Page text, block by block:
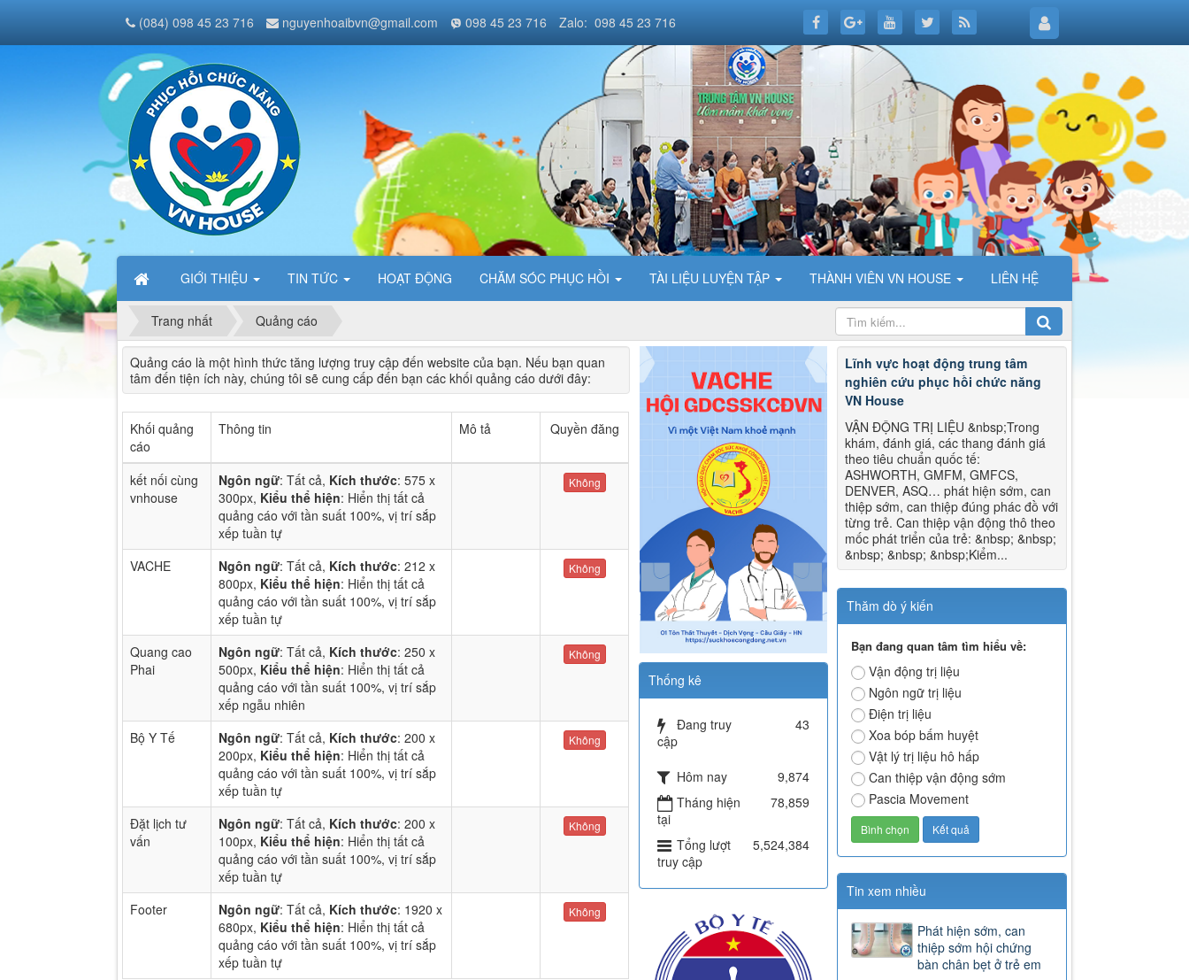
GIỚI THIỆU TIN TỨC HOẠT ĐỘNG CHĂM SÓC PHỤC HỒI TÀI LIỆU LUYỆN TẬP THÀNH VIÊN VN HOUSE LIÊN HỆ
(084) 098 45 23 716 nguyenhoaibvn@gmail.com 098 45 23 716 Zalo: 098 45 23 716
Trang nhất Quảng cáo
Quảng cáo là một hình thức tăng lượng truy cập đến website của bạn. Nếu bạn quan
tâm đến tiện ích này, chúng tôi sẽ cung cấp đến bạn các khối quảng cáo dưới đây:
Khối quảng
cáo
Thông tin Mô tả Quyền đăng
kết nối cùng
vnhouse
Ngôn ngữ: Tất cả, Kích thước: 575 x
300px, Kiểu thể hiện: Hiển thị tất cả
quảng cáo với tần suất 100%, vị trí sắp
xếp tuần tự
Không
VACHE Ngôn ngữ: Tất cả, Kích thước: 212 x
800px, Kiểu thể hiện: Hiển thị tất cả
quảng cáo với tần suất 100%, vị trí sắp
xếp tuần tự
Không
Quang cao
Phai
Ngôn ngữ: Tất cả, Kích thước: 250 x
500px, Kiểu thể hiện: Hiển thị tất cả
quảng cáo với tần suất 100%, vị trí sắp
xếp ngẫu nhiên
Không
Bộ Y Tế Ngôn ngữ: Tất cả, Kích thước: 200 x
200px, Kiểu thể hiện: Hiển thị tất cả
quảng cáo với tần suất 100%, vị trí sắp
xếp tuần tự
Không
Đặt lịch tư
vấn
Ngôn ngữ: Tất cả, Kích thước: 200 x
100px, Kiểu thể hiện: Hiển thị tất cả
quảng cáo với tần suất 100%, vị trí sắp
xếp tuần tự
Không
Footer Ngôn ngữ: Tất cả, Kích thước: 1920 x
680px, Kiểu thể hiện: Hiển thị tất cả
quảng cáo với tần suất 100%, vị trí sắp
xếp tuần tự
Không
Lĩnh vực hoạt động trung tâm
nghiên cứu phục hồi chức năng
VN House
VẬN ĐỘNG TRỊ LIỆU &nbsp;Trong
khám, đánh giá, các thang đánh giá
theo tiêu chuẩn quốc tế:
ASHWORTH, GMFM, GMFCS,
DENVER, ASQ… phát hiện sớm, can
thiệp sớm, can thiệp đúng phác đồ với
từng trẻ. Can thiệp vận động thô theo
mốc phát triển của trẻ: &nbsp; &nbsp;
&nbsp; &nbsp; &nbsp;Kiểm...
Thăm dò ý kiến
Bạn đang quan tâm tìm hiểu về:
Vận động trị liệu
Ngôn ngữ trị liệu
Điện trị liệu
Xoa bóp bấm huyệt
Vật lý trị liệu hô hấp
Can thiệp vận động sớm
Pascia Movement
Tin xem nhiều
Phát hiện sớm, can
thiệp sớm hội chứng
bàn chân bẹt ở trẻ em
Thống kê
Đang truy
cập
43
Hôm nay
9,874
Tháng hiện
tại
78,859
Tổng lượt
truy cập
5,524,384